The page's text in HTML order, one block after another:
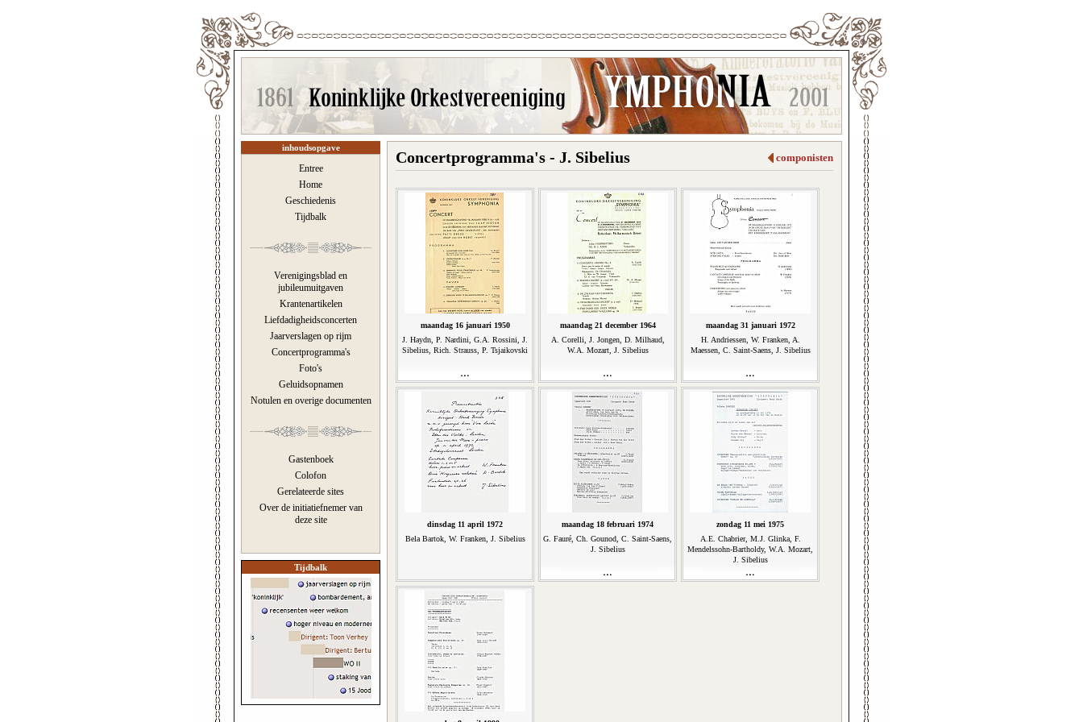
inhoudsopgave
Entree
Home
Geschiedenis
Tijdbalk
Verenigingsblad en
jubileumuitgaven
Krantenartikelen
Liefdadigheidsconcerten
Jaarverslagen op rijm
Concertprogramma's
Foto's
Geluidsopnamen
Notulen en overige documenten
Gastenboek
Colofon
Gerelateerde sites
Over de initiatiefnemer van
deze site
Tijdbalk
componisten
Concertprogramma's - J. Sibelius
maandag 16 januari 1950
J. Haydn, P. Nardini, G.A. Rossini, J.
Sibelius, Rich. Strauss, P. Tsjaikovski
maandag 21 december 1964
A. Corelli, J. Jongen, D. Milhaud,
W.A. Mozart, J. Sibelius
maandag 31 januari 1972
H. Andriessen, W. Franken, A.
Maessen, C. Saint-Saens, J. Sibelius
dinsdag 11 april 1972
Bela Bartok, W. Franken, J. Sibelius
maandag 18 februari 1974
G. Fauré, Ch. Gounod, C. Saint-Saens,
J. Sibelius
zondag 11 mei 1975
A.E. Chabrier, M.J. Glinka, F.
Mendelssohn-Bartholdy, W.A. Mozart,
J. Sibelius